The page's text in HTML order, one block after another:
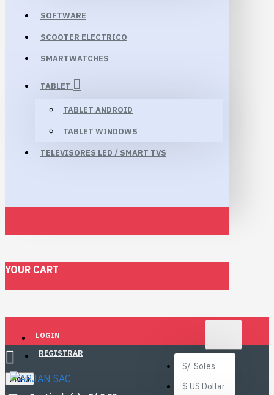
SOFTWARE
SCOOTER ELECTRICO
SMARTWATCHES
TABLET
TABLET ANDROID
TABLET WINDOWS
TELEVISORES LED / SMART TVS
YOUR CART
LOGIN
REGISTRAR
S/. Soles
$ US Dollar
Menu